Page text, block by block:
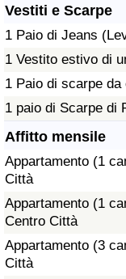
Vestiti e Scarpe
1 Paio di Jeans
1 Vestito estivo di
1 Paio di scarpe
1 paio di Scarpe di
Affitto mensile
Appartamento (1
Città
Appartamento (1
Centro Città
Appartamento (3
Città